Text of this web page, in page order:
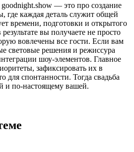
— это про создание
где каждая деталь служит общей
времени, подготовки и открытого
вы получаете не просто
вовлечены все гости. Если вам
световые решения и режиссура
шоу-элементов. Главное
зафиксировать их в
для спонтанности. Тогда свадьба
и по-настоящему вашей.